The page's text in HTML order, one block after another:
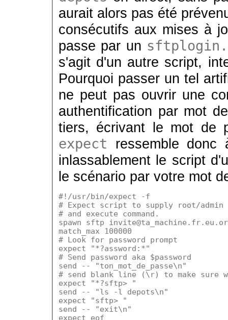
aurait alors pas été
consécutifs aux mises à
passe par un
s'agit d'un autre script,
Pourquoi passer un tel
ne peut pas ouvrir une
authentification par mot
tiers, écrivant le mot de
expect ressemble donc
inlassablement le script
le scénario par votre mot
#!/usr/bin/expect -f
# Expect script to supply root/admin
# and execute command.
spawn sftp
match_max 100000
# Look for password prompt
expect "*?assword:*"
# Send password aka $password
send -- "ton_mot_de_passe\n"
# send blank line (\r) to make sure
expect "*?sftp> "
send -- "ls -l depots\n"
expect "sftp> "
send -- "exit\n"